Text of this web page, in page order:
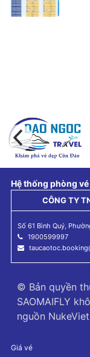
Hệ thống phòng vé
CÔNG TY
Số 61 Bình Quý,
1900599997
© Bản quyền
SAOMAIFLY
nguồn
Giá vé